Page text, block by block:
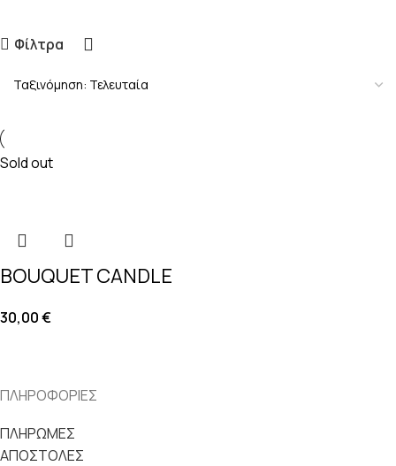
Φίλτρα
Sold out
BOUQUET CANDLE
30,00€
ΠΛΗΡΟΦΟΡΙΕΣ
ΠΛΗΡΩΜΕΣ
ΑΠΟΣΤΟΛΕΣ